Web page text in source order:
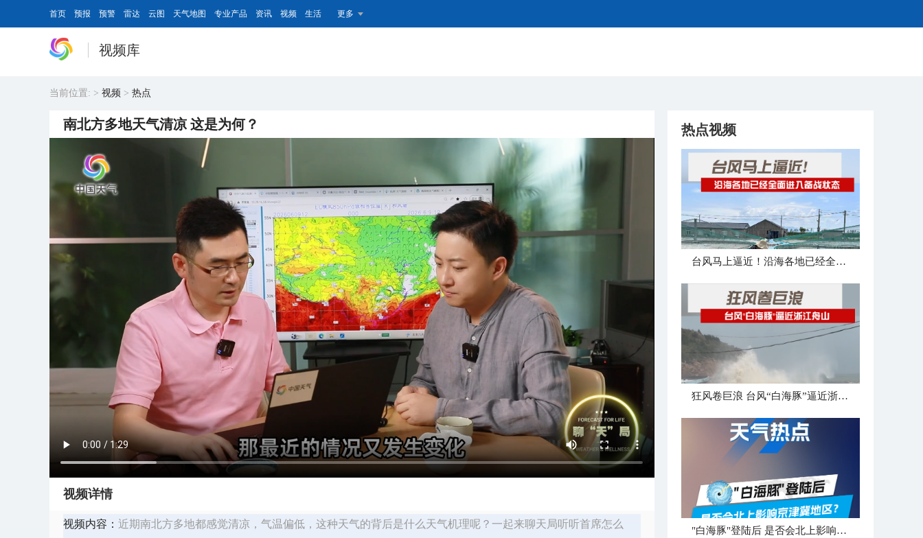
首页 预报 预警 雷达 云图 天气地图 专业产品 资讯 视频 生活 更多
视频库
当前位置: > 视频 > 热点
南北方多地天气清凉 这是为何？
视频详情
视频内容： 近期南北方多地都感觉清凉，气温偏低，这种天气的背后是什么天气机理呢？一起来聊天局听听首席怎么
热点视频
台风马上逼近！沿海各地已经全面进入备战状态
狂风卷巨浪 台风“白海豚”逼近浙江舟山
"白海豚"登陆后 是否会北上影响京津冀地区？